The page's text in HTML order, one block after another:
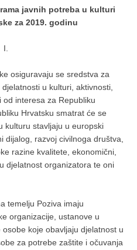
javnih potreba u kulturi
za 2019. godinu
I.
osiguravaju se sredstva za
u kulturi, aktivnosti,
interesa za Republiku
Hrvatsku smatrat će se
kulturu stavljaju u europski
dijalog, razvoj civilnoga društva,
razine kvalitete, ekonomični,
djelatnost organizatora te oni
temelju Poziva imaju
organizacije, ustanove u
koje obavljaju djelatnost u
za potrebe zaštite i očuvanja